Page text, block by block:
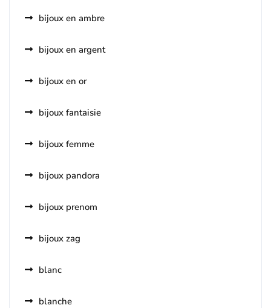
bijoux en ambre
bijoux en argent
bijoux en or
bijoux fantaisie
bijoux femme
bijoux pandora
bijoux prenom
bijoux zag
blanc
blanche